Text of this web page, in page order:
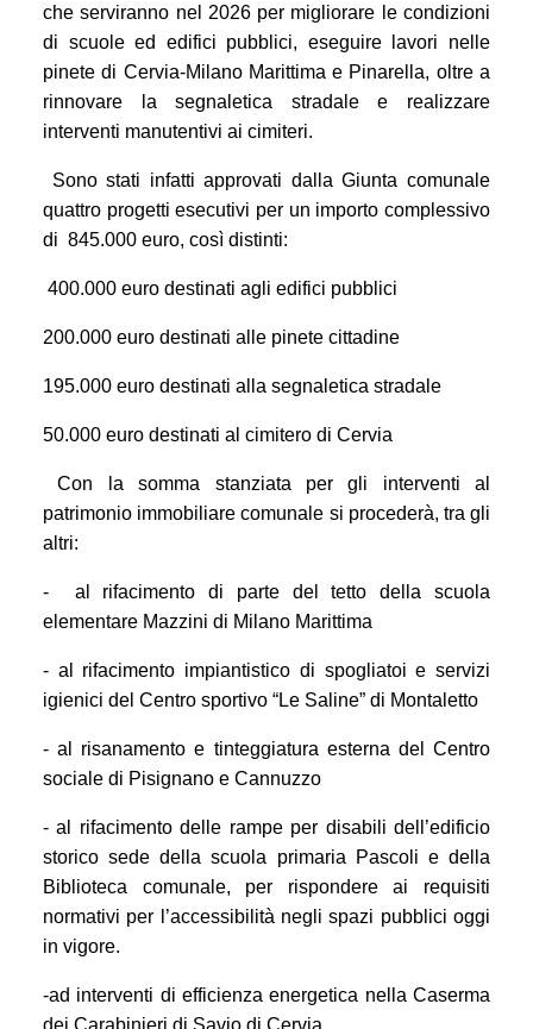
che serviranno nel 2026 per migliorare le condizioni
di scuole ed edifici pubblici, eseguire lavori nelle
pinete di Cervia-Milano Marittima e Pinarella, oltre a
rinnovare la segnaletica stradale e realizzare
interventi manutentivi ai cimiteri.
Sono stati infatti approvati dalla Giunta comunale
quattro progetti esecutivi per un importo complessivo
di 845.000 euro, così distinti:
400.000 euro destinati agli edifici pubblici
200.000 euro destinati alle pinete cittadine
195.000 euro destinati alla segnaletica stradale
50.000 euro destinati al cimitero di Cervia
Con la somma stanziata per gli interventi al
patrimonio immobiliare comunale si procederà, tra gli
altri:
- al rifacimento di parte del tetto della scuola
elementare Mazzini di Milano Marittima
- al rifacimento impiantistico di spogliatoi e servizi
igienici del Centro sportivo “Le Saline” di Montaletto
- al risanamento e tinteggiatura esterna del Centro
sociale di Pisignano e Cannuzzo
- al rifacimento delle rampe per disabili dell’edificio
storico sede della scuola primaria Pascoli e della
Biblioteca comunale, per rispondere ai requisiti
normativi per l’accessibilità negli spazi pubblici oggi
in vigore.
-ad interventi di efficienza energetica nella Caserma
dei Carabinieri di Savio di Cervia.